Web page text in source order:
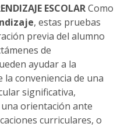
ESCOLARComo
, estas pruebas
previa del alumno
de
ayudar a la
la conveniencia de una
significativa,
orientación ante
curriculares, o